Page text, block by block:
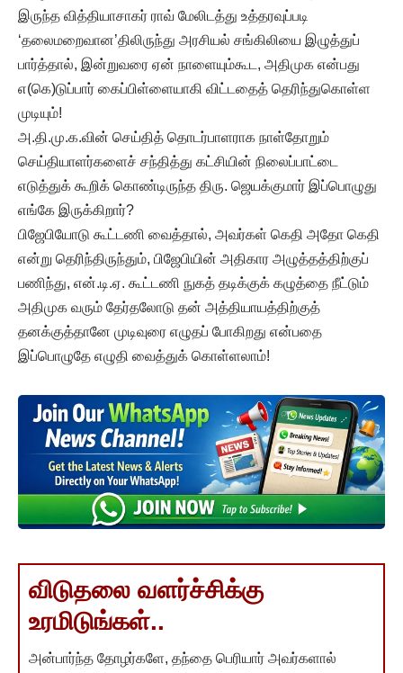
இருந்த வித்தியாசாகர் ராவ் மேலிடத்து உத்தரவுப்படி
‘தலைமறைவான’திலிருந்து அரசியல் சங்கிலியை இழுத்துப்
பார்த்தால், இன்றுவரை ஏன் நாளையும்கூட, அதிமுக என்பது
எ(கெ)டுப்பார் கைப்பிள்ளையாகி விட்டதைத் தெரிந்துகொள்ள
முடியும்!
அ.தி.மு.க.வின் செய்தித் தொடர்பாளராக நாள்தோறும்
செய்தியாளர்களைச் சந்தித்து கட்சியின் நிலைப்பாட்டை
எடுத்துக் கூறிக் கொண்டிருந்த திரு. ஜெயக்குமார் இப்பொழுது
எங்கே இருக்கிறார்?
பிஜேபியோடு கூட்டணி வைத்தால், அவர்கள் கெதி அதோ கெதி
என்று தெரிந்திருந்தும், பிஜேபியின் அதிகார அழுத்தத்திற்குப்
பணிந்து, என்.டி.ஏ. கூட்டணி நுகத் தடிக்குக் கழுத்தை நீட்டும்
அதிமுக வரும் தேர்தலோடு தன் அத்தியாயத்திற்குத்
தனக்குத்தானே முடிவுரை எழுதப் போகிறது என்பதை
இப்பொழுதே எழுதி வைத்துக் கொள்ளலாம்!
விடுதலை வளர்ச்சிக்கு
உரமிடுங்கள்..
அன்பார்ந்த தோழர்களே, தந்தை பெரியார் அவர்களால்